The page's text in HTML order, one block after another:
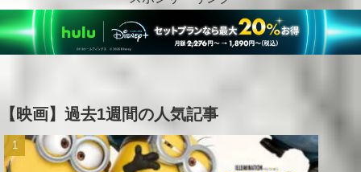
【映画】過去1週間の人気記事